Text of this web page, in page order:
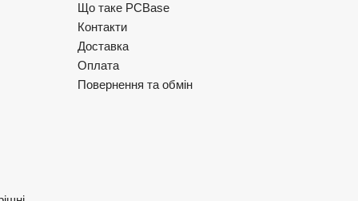
Що таке PCBase
Контакти
Доставка
Оплата
Повернення та обмін